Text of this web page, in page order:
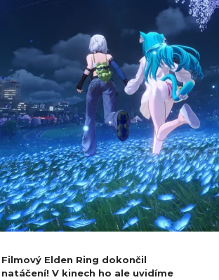
Call of Duty: Black Ops se původně
jmenovalo jinak! Unikly staré
materiály
Final Fantasy 7 Revelation uzavře
příběh v základní hře
Dragon’s Dogma 2 dostane v říjnu
expanzi Dark Arisen, která Láká na
Hard Mode a 60 FPS
Filmový Elden Ring dokončil
natáčení! V kinech ho ale uvidíme